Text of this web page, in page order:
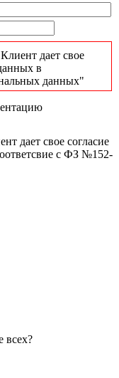
дает свое
в
данных"
дает свое согласие
с ФЗ №152-
всех?